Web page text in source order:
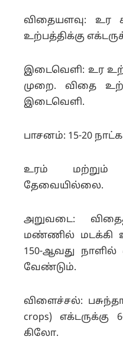
விதையளவு: உர
உற்பத்திக்கு
இடைவெளி: உர
முறை. விதை
இடைவெளி.
பாசனம்: 15-20
உரம் மற்றும்
தேவையில்லை.
அறுவடை:
மண்ணில் மடக்கி
150-ஆவது
வேண்டும்.
விளைச்சல்:
crops) எக்டருக்கு
கிலோ.